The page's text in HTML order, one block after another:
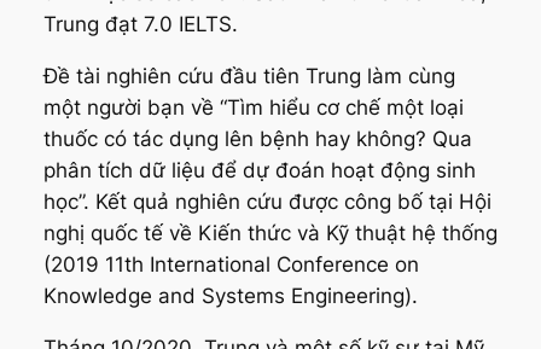
Trung đạt 7.0 IELTS.
Đề tài nghiên cứu đầu tiên Trung làm cùng
một người bạn về “Tìm hiểu cơ chế một loại
thuốc có tác dụng lên bệnh hay không? Qua
phân tích dữ liệu để dự đoán hoạt động sinh
học”. Kết quả nghiên cứu được công bố tại Hội
nghị quốc tế về Kiến thức và Kỹ thuật hệ thống
(2019 11th International Conference on
Knowledge and Systems Engineering).